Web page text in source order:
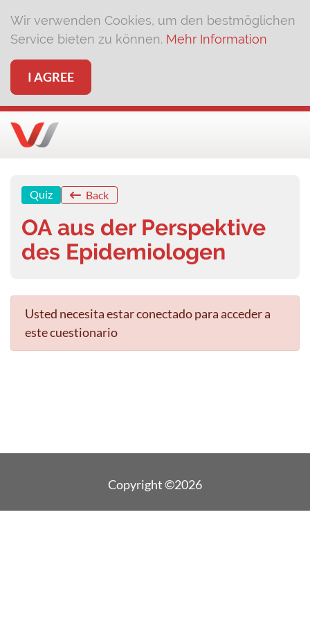
Wir verwenden Cookies, um den bestmöglichen
Service bieten zu können. Mehr Information
I AGREE
Quiz Back
OA aus der Perspektive
des Epidemiologen
Usted necesita estar conectado para acceder a
este cuestionario
Copyright ©2026